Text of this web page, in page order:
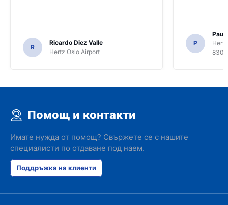
R
Ricardo Diez Valle
Hertz Oslo Airport
P
Paul
8300
Помощ и контакти
Имате нужда от помощ? Свържете се с нашите
специалисти по отдаване под наем.
Поддръжка на клиенти